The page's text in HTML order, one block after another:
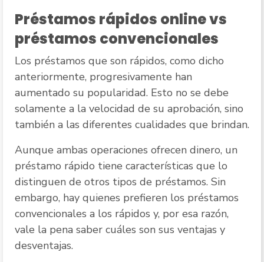
Préstamos rápidos online vs
préstamos convencionales
Los préstamos que son rápidos, como dicho
anteriormente, progresivamente han
aumentado su popularidad. Esto no se debe
solamente a la velocidad de su aprobación, sino
también a las diferentes cualidades que brindan.
Aunque ambas operaciones ofrecen dinero, un
préstamo rápido tiene características que lo
distinguen de otros tipos de préstamos. Sin
embargo, hay quienes prefieren los préstamos
convencionales a los rápidos y, por esa razón,
vale la pena saber cuáles son sus ventajas y
desventajas.